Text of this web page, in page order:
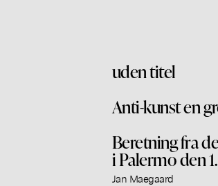
uden titel
Anti-kunst en
Beretning fra
i Palermo den
Jan Maegaard